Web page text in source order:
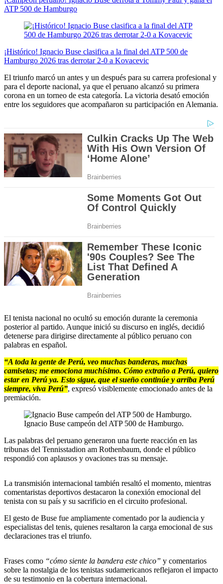
ATP 500 de Hamburgo
¡Histórico! Ignacio Buse clasifica a la final del ATP 500 de
Hamburgo 2026 tras derrotar 2-0 a Kovacevic
El triunfo marcó un antes y un después para su carrera profesional y
para el deporte nacional, ya que el peruano alcanzó su primera
corona en un torneo de esta categoría. La victoria desató emoción
entre los seguidores que acompañaron su participación en Alemania.
El tenista nacional no ocultó su emoción durante la ceremonia
posterior al partido. Aunque inició su discurso en inglés, decidió
detenerse para dirigirse directamente al público peruano con
palabras en español.
“A toda la gente de Perú, veo muchas banderas, muchas
camisetas; me emociona muchísimo. Cómo extraño a Perú, quiero
estar en Perú ya. Esto sigue, que el sueño continúe y arriba Perú
siempre, viva Perú”, expresó visiblemente emocionado antes de la
premiación.
Ignacio Buse campeón del ATP 500 de Hamburgo.
Las palabras del peruano generaron una fuerte reacción en las
tribunas del Tennisstadion am Rothenbaum, donde el público
respondió con aplausos y ovaciones tras su mensaje.
La transmisión internacional también resaltó el momento, mientras
comentaristas deportivos destacaron la conexión emocional del
tenista con su país y su sacrificio en el circuito profesional.
El gesto de Buse fue ampliamente comentado por la audiencia y
especialistas del tenis, quienes resaltaron la carga emocional de sus
declaraciones tras el triunfo.
Frases como “cómo siente la bandera este chico” y comentarios
sobre la nostalgia de los tenistas sudamericanos reflejaron el impacto
de su testimonio en la cobertura internacional.